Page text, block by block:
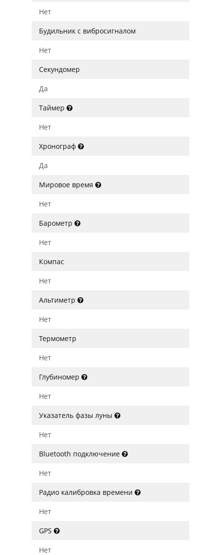
Нет
Будильник с вибросигналом
Нет
Секундомер
Да
Таймер
Нет
Хронограф
Да
Мировое время
Нет
Барометр
Нет
Компас
Нет
Альтиметр
Нет
Термометр
Нет
Глубиномер
Нет
Указатель фазы луны
Нет
Bluetooth подключение
Нет
Радио калибровка времени
Нет
GPS
Нет